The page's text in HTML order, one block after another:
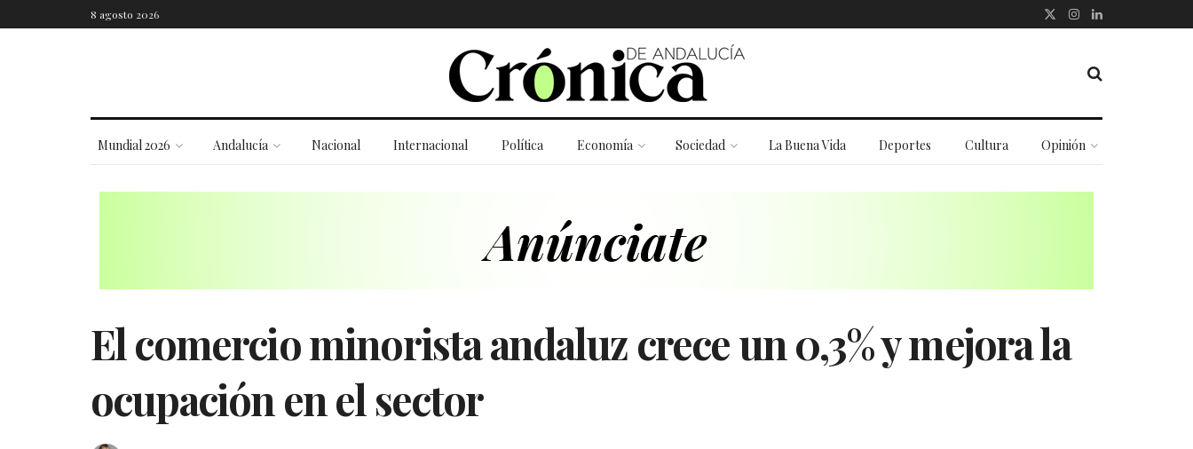
8 agosto 2026
Mundial 2026 Andalucía Nacional Internacional Política Economía Sociedad La Buena Vida Deportes Cultura Opinión
El comercio minorista andaluz crece un 0,3% y mejora la
ocupación en el sector